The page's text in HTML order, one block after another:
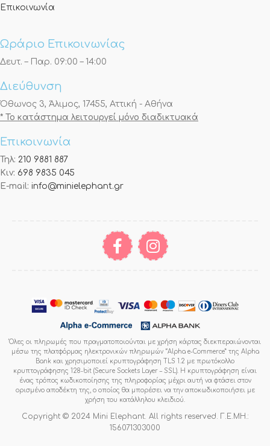
Επικοινωνία
Ωράριο Επικοινωνίας
Δευτ. – Παρ. 09:00 – 14:00
Διεύθυνση
Όθωνος 3, Άλιμος, 17455, Αττική - Αθήνα
* Το κατάστημα λειτουργεί μόνο διαδικτυακά
Επικοινωνία
Τηλ: 210 9881 887
Κιν: 698 9835 045
E-mail: info@minielephant.gr
Όλες οι πληρωμές που πραγματοποιούνται με χρήση κάρτας διεκπεραιώνονται
μέσω της πλατφόρμας ηλεκτρονικών πληρωμών “Alpha e-Commerce” της Alpha
Bank και χρησιμοποιεί κρυπτογράφηση TLS 1.2 με πρωτόκολλο
κρυπτογράφησης 128-bit (Secure Sockets Layer – SSL). Η κρυπτογράφηση είναι
ένας τρόπος κωδικοποίησης της πληροφορίας μέχρι αυτή να φτάσει στον
ορισμένο αποδέκτη της, ο οποίος θα μπορέσει να την αποκωδικοποιήσει με
χρήση του κατάλληλου κλειδιού.
Copyright © 2024 Mini Elephant. All rights reserved. Γ.Ε.ΜΗ.:
156071303000